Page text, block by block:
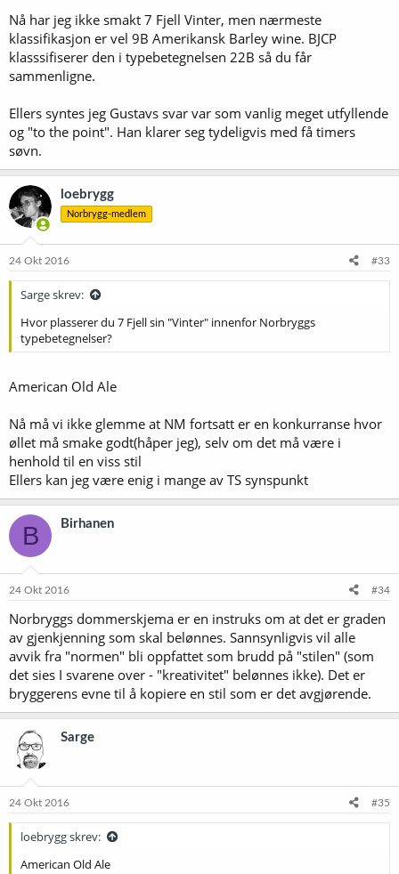
bedømme øl som ligner hverandre mot hverandre, men jeg synes
typekorrekthet ikke bør være et absolutt krav i bedømmingen.
Reglene (og dommerskjema) bør åpne for konkurranser både med
og uten dette som et tellende krav.
Nå har jeg ikke smakt 7 Fjell Vinter, men nærmeste
klassifikasjon er vel 9B Amerikansk Barley wine. BJCP
klasssifiserer den i typebetegnelsen 22B så du får
sammenligne.
Ellers syntes jeg Gustavs svar var som vanlig meget utfyllende
og "to the point". Han klarer seg tydeligvis med få timers
søvn.
loebrygg
Norbrygg-medlem
24 Okt 2016 #33
Sarge skrev:
Hvor plasserer du 7 Fjell sin "Vinter" innenfor Norbryggs
typebetegnelser?
American Old Ale
Nå må vi ikke glemme at NM fortsatt er en konkurranse hvor
øllet må smake godt(håper jeg), selv om det må være i
henhold til en viss stil
Ellers kan jeg være enig i mange av TS synspunkt
B Birhanen
24 Okt 2016 #34
Norbryggs dommerskjema er en instruks om at det er graden
av gjenkjenning som skal belønnes. Sannsynligvis vil alle
avvik fra "normen" bli oppfattet som brudd på "stilen" (som
det sies I svarene over - "kreativitet" belønnes ikke). Det er
bryggerens evne til å kopiere en stil som er det avgjørende.
Sarge
24 Okt 2016 #35
loebrygg skrev:
American Old Ale